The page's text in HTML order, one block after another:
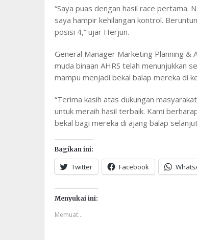
“Saya puas dengan hasil race pertama.
saya hampir kehilangan kontrol.
posisi 4,” ujar Herjun.
General Manager Marketing Planning &
muda binaan AHRS telah menunjukkan
mampu menjadi bekal balap mereka di
“Terima kasih atas dukungan
untuk meraih hasil terbaik. Kami
bekal bagi mereka di ajang balap
Bagikan ini:
Twitter Facebook
Menyukai ini:
Memuat...